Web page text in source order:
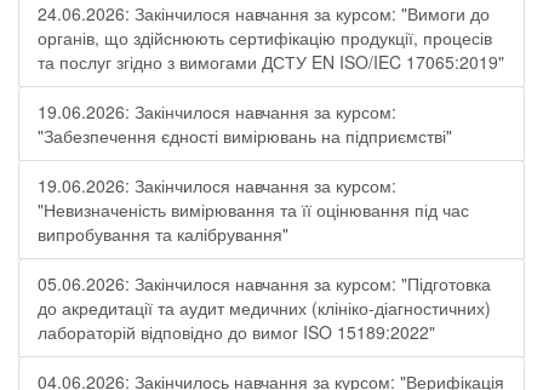
24.06.2026: Закінчилося навчання за курсом: "Вимоги до
органів, що здійснюють сертифікацію продукції, процесів
та послуг згідно з вимогами ДСТУ EN ISO/IEC 17065:2019"
19.06.2026: Закінчилося навчання за курсом:
"Забезпечення єдності вимірювань на підприємстві"
19.06.2026: Закінчилося навчання за курсом:
"Невизначеність вимірювання та її оцінювання під час
випробування та калібрування"
05.06.2026: Закінчилося навчання за курсом: "Підготовка
до акредитації та аудит медичних (клініко-діагностичних)
лабораторій відповідно до вимог ISO 15189:2022"
04.06.2026: Закінчилось навчання за курсом: "Верифікація